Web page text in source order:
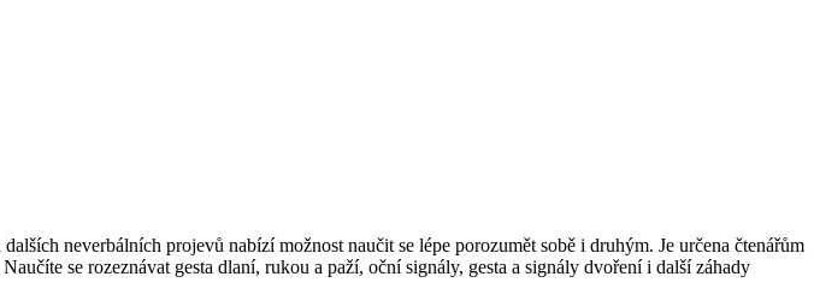
neverbálních projevů nabízí možnost naučit se lépe porozumět sobě i druhým. Je určena čtenářům
se rozeznávat gesta dlaní, rukou a paží, oční signály, gesta a signály dvoření i další záhady